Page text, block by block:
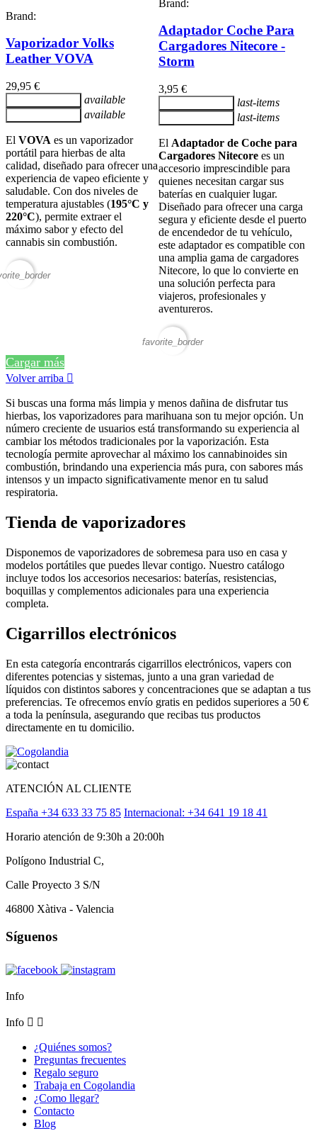
Brand:
Vaporizador Volks
Leather VOVA
29,95 €
available
available
El VOVA es un vaporizador
portátil para hierbas de alta
calidad, diseñado para ofrecer una
experiencia de vapeo eficiente y
saludable. Con dos niveles de
temperatura ajustables (195°C y
220°C), permite extraer el
máximo sabor y efecto del
cannabis sin combustión.
Brand:
Adaptador Coche Para
Cargadores Nitecore -
Storm
3,95 €
last-items
last-items
El Adaptador de Coche para
Cargadores Nitecore es un
accesorio imprescindible para
quienes necesitan cargar sus
baterías en cualquier lugar.
Diseñado para ofrecer una carga
segura y eficiente desde el puerto
de encendedor de tu vehículo,
este adaptador es compatible con
una amplia gama de cargadores
Nitecore, lo que lo convierte en
una solución perfecta para
viajeros, profesionales y
aventureros.
favorite_border
Cargar más
Volver arriba 
Si buscas una forma más limpia y menos dañina de disfrutar tus
hierbas, los vaporizadores para marihuana son tu mejor opción. Un
número creciente de usuarios está transformando su experiencia al
cambiar los métodos tradicionales por la vaporización. Esta
tecnología permite aprovechar al máximo los cannabinoides sin
combustión, brindando una experiencia más pura, con sabores más
intensos y un impacto significativamente menor en tu salud
respiratoria.
Tienda de vaporizadores​
Disponemos de vaporizadores de sobremesa para uso en casa y
modelos portátiles que puedes llevar contigo. Nuestro catálogo
incluye todos los accesorios necesarios: baterías, resistencias,
boquillas y complementos adicionales para una experiencia
completa.
Cigarrillos electrónicos
En esta categoría encontrarás cigarrillos electrónicos, vapers con
diferentes potencias y sistemas, junto a una gran variedad de
líquidos con distintos sabores y concentraciones que se adaptan a tus
preferencias. Te ofrecemos envío gratis en pedidos superiores a 50 €
a toda la península, asegurando que recibas tus productos
directamente en tu domicilio.
ATENCIÓN AL CLIENTE
España +34 633 33 75 85 Internacional: +34 641 19 18 41
Horario atención de 9:30h a 20:00h
Polígono Industrial C,
Calle Proyecto 3 S/N
46800 Xàtiva - Valencia
Síguenos
Info
Info  
¿Quiénes somos?
Preguntas frecuentes
Regalo seguro
Trabaja en Cogolandia
¿Como llegar?
Contacto
Blog